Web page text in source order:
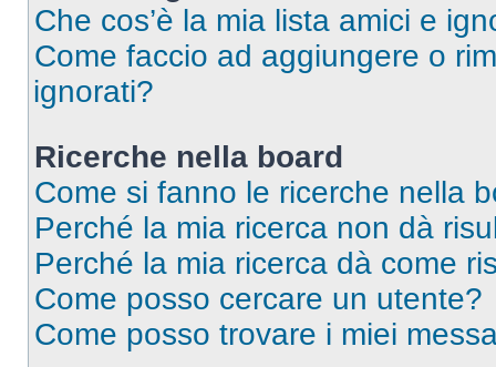
Che cos’è la mia lista amici e
Come faccio ad aggiungere o
ignorati?
Ricerche nella board
Come si fanno le ricerche nella
Perché la mia ricerca non dà
Perché la mia ricerca dà come
Come posso cercare un utente?
Come posso trovare i miei